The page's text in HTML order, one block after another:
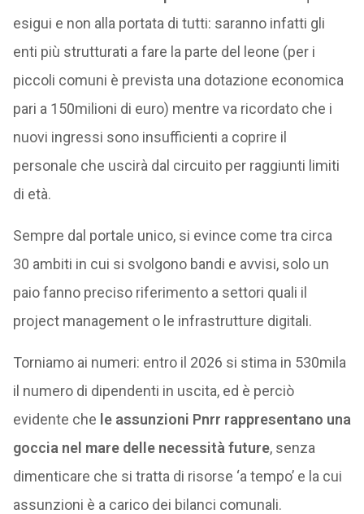
esigui e non alla portata di tutti: saranno infatti gli
enti più strutturati a fare la parte del leone (per i
piccoli comuni è prevista una dotazione economica
pari a 150milioni di euro) mentre va ricordato che i
nuovi ingressi sono insufficienti a coprire il
personale che uscirà dal circuito per raggiunti limiti
di età.
Sempre dal portale unico, si evince come tra circa
30 ambiti in cui si svolgono bandi e avvisi, solo un
paio fanno preciso riferimento a settori quali il
project management o le infrastrutture digitali.
Torniamo ai numeri: entro il 2026 si stima in 530mila
il numero di dipendenti in uscita, ed è perciò
evidente che le assunzioni Pnrr rappresentano una
goccia nel mare delle necessità future, senza
dimenticare che si tratta di risorse ‘a tempo’ e la cui
assunzioni è a carico dei bilanci comunali.